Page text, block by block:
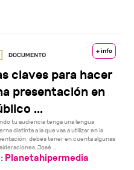
+ info
claves para hacer
presentación en
...
tu audiencia tenga una lengua
distinta a la que vas a utilizar en la
debes tener en cuenta algunas
José ...
Planetahipermedia